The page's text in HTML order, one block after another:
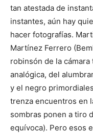
tan atestada de
instantes, aún hay
hacer fotografías.
Martínez Ferrero
robinsón de la
analógica, del
y el negro
trenza encuentros en
sombras ponen a tiro
equívoca). Pero esos